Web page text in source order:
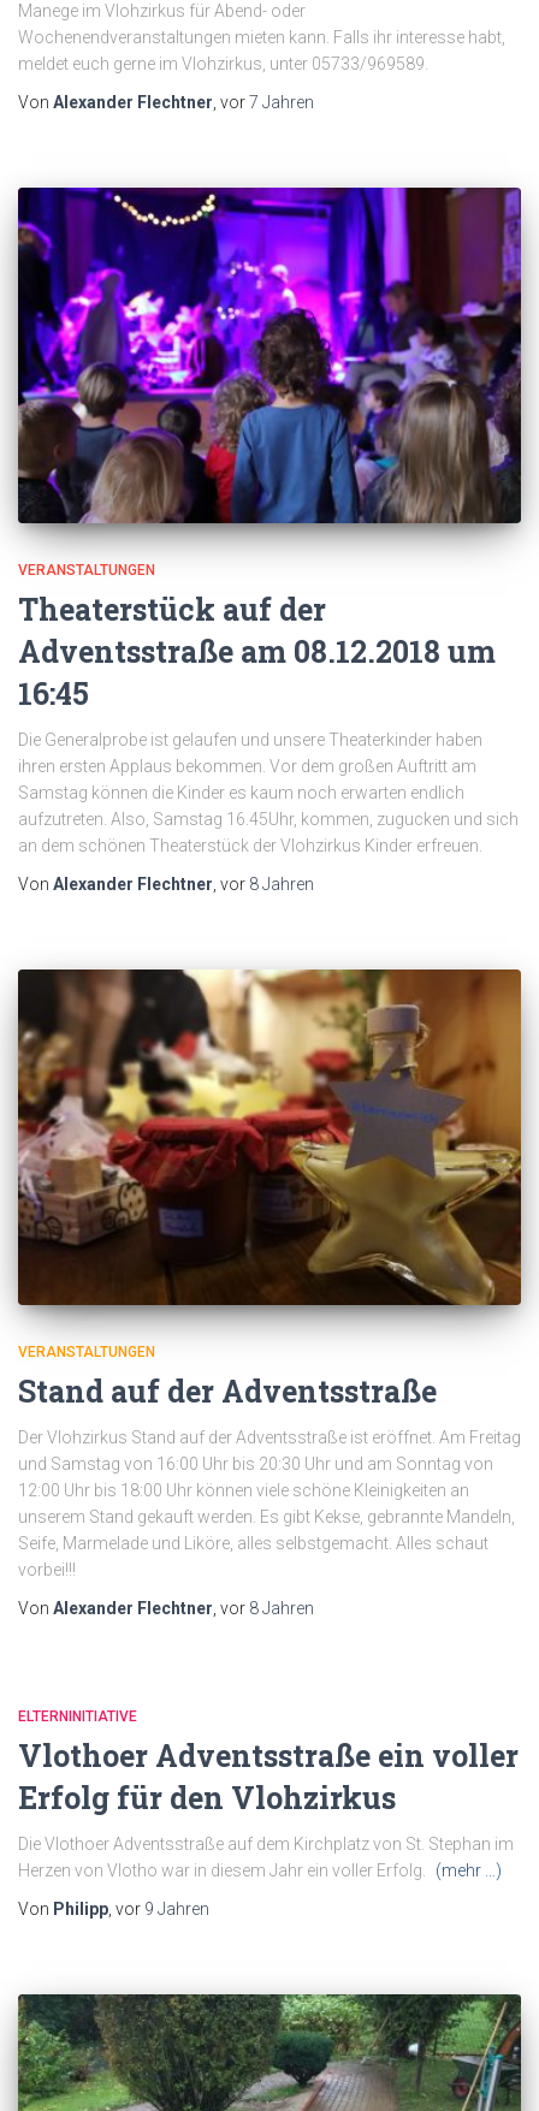
Manege im Vlohzirkus für Abend- oder
Wochenendveranstaltungen mieten kann. Falls ihr interesse habt,
meldet euch gerne im Vlohzirkus, unter 05733/969589.
Von Alexander Flechtner, vor7 Jahren
VERANSTALTUNGEN
Theaterstück auf der
Adventsstraße am 08.12.2018 um
16:45
Die Generalprobe ist gelaufen und unsere Theaterkinder haben
ihren ersten Applaus bekommen. Vor dem großen Auftritt am
Samstag können die Kinder es kaum noch erwarten endlich
aufzutreten. Also, Samstag 16.45Uhr, kommen, zugucken und sich
an dem schönen Theaterstück der Vlohzirkus Kinder erfreuen.
Von Alexander Flechtner , vor 8 Jahren
VERANSTALTUNGEN
Stand auf der Adventsstraße
Der Vlohzirkus Stand auf der Adventsstraße ist eröffnet. Am Freitag
und Samstag von 16:00 Uhr bis 20:30 Uhr und am Sonntag von
12:00 Uhr bis 18:00 Uhr können viele schöne Kleinigkeiten an
unserem Stand gekauft werden. Es gibt Kekse, gebrannte Mandeln,
Seife, Marmelade und Liköre, alles selbstgemacht. Alles schaut
vorbei!!!
Von Alexander Flechtner , vor 8 Jahren
ELTERNINITIATIVE
Vlothoer Adventsstraße ein voller
Erfolg für den Vlohzirkus
Die Vlothoer Adventsstraße auf dem Kirchplatz von St. Stephan im
Herzen von Vlotho war in diesem Jahr ein voller Erfolg.
(mehr …)
Von Philipp , vor 9 Jahren